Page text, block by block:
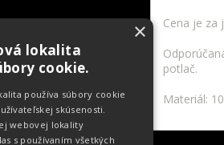
Cena je za
potlač.
Materiál:
×
lokalita
cookie.
používa súbory cookie
skúsenosti.
webovej lokality
s používaním všetkých